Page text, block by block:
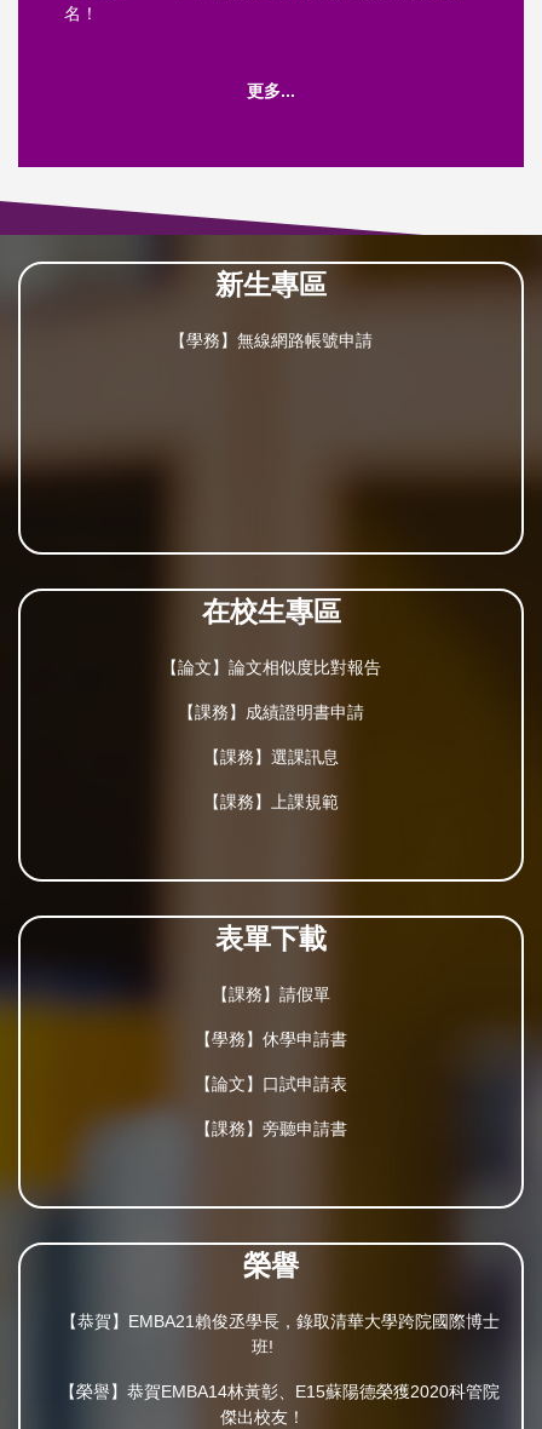
名！
更多...
新生專區
【學務】無線網路帳號申請
在校生專區
【論文】論文相似度比對報告
【課務】成績證明書申請
【課務】選課訊息
【課務】上課規範
表單下載
【課務】請假單
【學務】休學申請書
【論文】口試申請表
【課務】旁聽申請書
榮譽
【恭賀】EMBA21賴俊丞學長，錄取清華⼤學跨院國際博⼠
班!
【榮譽】恭賀EMBA14林黃彰、E15蘇陽德榮獲2020科管院
傑出校友！